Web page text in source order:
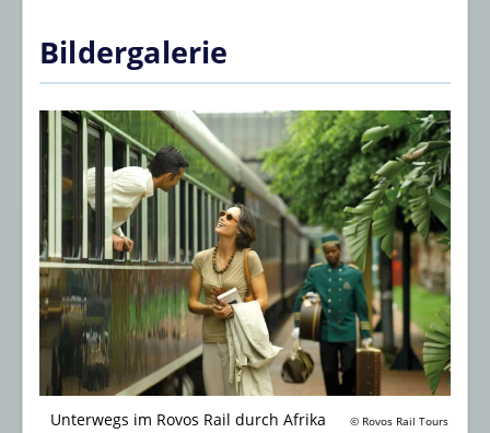
Bildergalerie
© Rovos Rail Tours
Unterwegs im Rovos Rail durch Afrika